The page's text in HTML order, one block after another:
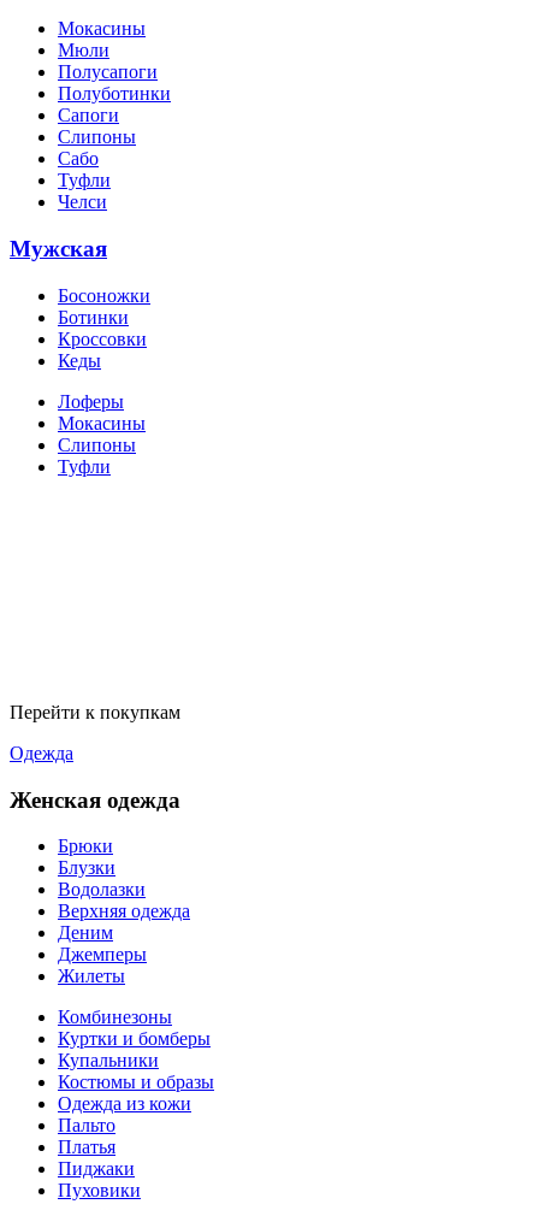
Мокасины
Мюли
Полусапоги
Полуботинки
Сапоги
Слипоны
Сабо
Туфли
Челси
Мужская
Босоножки
Ботинки
Кроссовки
Кеды
Лоферы
Мокасины
Слипоны
Туфли
Перейти к покупкам
Одежда
Женская одежда
Брюки
Блузки
Водолазки
Верхняя одежда
Деним
Джемперы
Жилеты
Комбинезоны
Куртки и бомберы
Купальники
Костюмы и образы
Одежда из кожи
Пальто
Платья
Пиджаки
Пуховики